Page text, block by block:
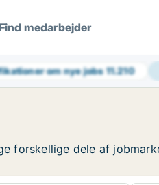
medarbejder
om nye jobs11.210
forskellige dele af